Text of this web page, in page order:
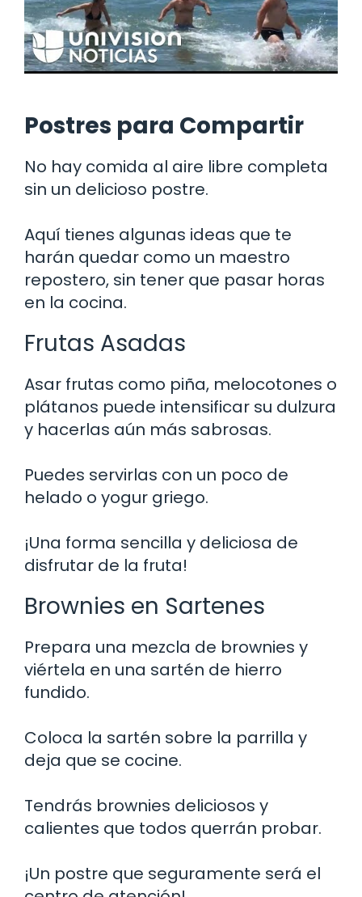
Postres para Compartir
No hay comida al aire libre completa
sin un delicioso postre.
Aquí tienes algunas ideas que te
harán quedar como un maestro
repostero, sin tener que pasar horas
en la cocina.
Frutas Asadas
Asar frutas como piña, melocotones o
plátanos puede intensificar su dulzura
y hacerlas aún más sabrosas.
Puedes servirlas con un poco de
helado o yogur griego.
¡Una forma sencilla y deliciosa de
disfrutar de la fruta!
Brownies en Sartenes
Prepara una mezcla de brownies y
viértela en una sartén de hierro
fundido.
Coloca la sartén sobre la parrilla y
deja que se cocine.
Tendrás brownies deliciosos y
calientes que todos querrán probar.
¡Un postre que seguramente será el